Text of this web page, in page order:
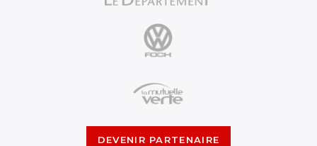
DEVENIR PARTENAIRE